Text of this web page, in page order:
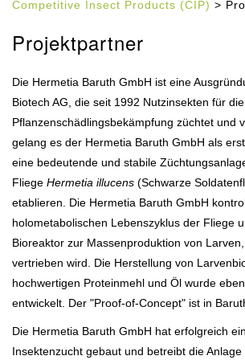
Competitive Insect Products (CIP) >
Projektpartner
Die Hermetia Baruth GmbH ist eine
Biotech AG, die seit 1992 Nutzinsekten für
Pflanzenschädlingsbekämpfung züchtet und
gelang es der Hermetia Baruth GmbH als
eine bedeutende und stabile
Fliege Hermetia illucens (Schwarze
etablieren. Die Hermetia Baruth GmbH
holometabolischen Lebenszyklus der Fliege
Bioreaktor zur Massenproduktion von
vertrieben wird. Die Herstellung von
hochwertigen Proteinmehl und Öl wurde
entwickelt. Der "Proof-of-Concept" ist in
Die Hermetia Baruth GmbH hat erfolgreich
Insektenzucht gebaut und betreibt die Anlage